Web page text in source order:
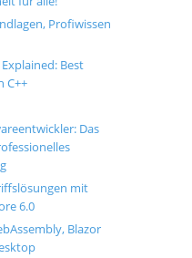
Profiwissen
Best
C++
Das
mit
6.0
Blazor